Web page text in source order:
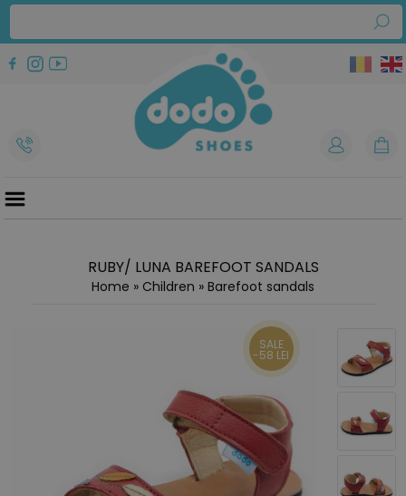
RUBY/ LUNA BAREFOOT SANDALS
Home » Children » Barefoot sandals
SALE
-58 LEI